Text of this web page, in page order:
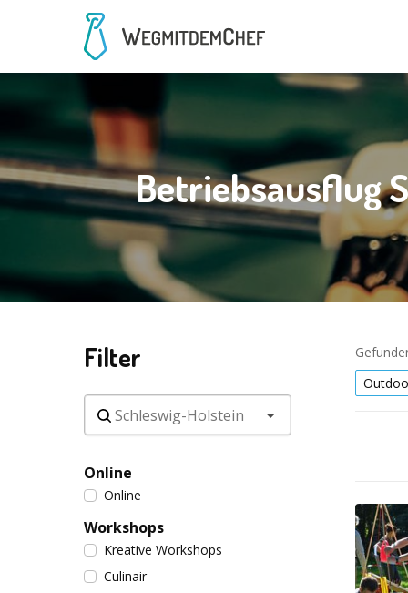
Betriebsausflug
Filter
Online
Online
Workshops
Kreative Workshops
Culinair